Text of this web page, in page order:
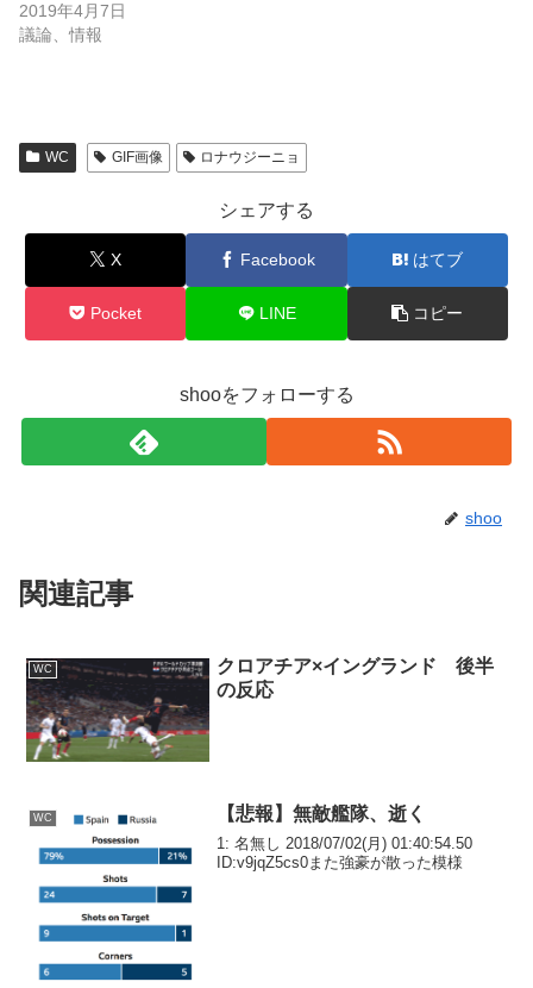
2019年4月7日
議論、情報
WC GIF画像 ロナウジーニョ
シェアする
X Facebook はてブ
Pocket LINE コピー
shooをフォローする
shoo
関連記事
WC
クロアチア×イングランド 後半
の反応
WC 【悲報】無敵艦隊、逝く
1: 名無し 2018/07/02(月) 01:40:54.50
ID:v9jqZ5cs0また強豪が散った模様